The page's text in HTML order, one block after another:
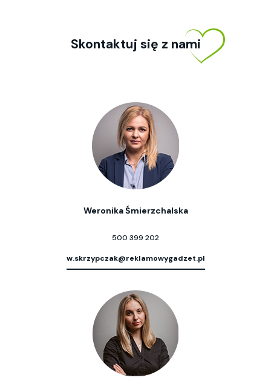
Skontaktuj się z nami
Weronika Śmierzchalska
500 399 202
w.skrzypczak@reklamowygadzet.pl